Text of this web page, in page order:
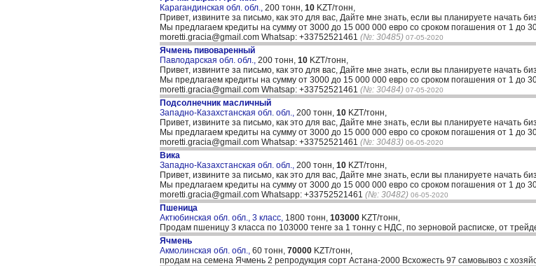
Карагандинская обл. обл., 200 тонн, 10 KZT/тонн,
Привет, извините за письмо, как это для вас, Дайте мне знать, если вы планируете начать
Мы предлагаем кредиты на сумму от 3000 до 15 000 000 евро со сроком погашения от 1 до
moretti.gracia@gmail.com Whatsap: +33752521461 (№: 30485) 07-05-2020
Ячмень пивоваренный
Павлодарская обл. обл., 200 тонн, 10 KZT/тонн,
Привет, извините за письмо, как это для вас, Дайте мне знать, если вы планируете начать
Мы предлагаем кредиты на сумму от 3000 до 15 000 000 евро со сроком погашения от 1 до
moretti.gracia@gmail.com Whatsap: +33752521461 (№: 30484) 07-05-2020
Подсолнечник масличный
Западно-Казахстанская обл. обл., 200 тонн, 10 KZT/тонн,
Привет, извините за письмо, как это для вас, Дайте мне знать, если вы планируете начать
Мы предлагаем кредиты на сумму от 3000 до 15 000 000 евро со сроком погашения от 1 до
moretti.gracia@gmail.com Whatsap: +33752521461 (№: 30483) 06-05-2020
Вика
Западно-Казахстанская обл. обл., 200 тонн, 10 KZT/тонн,
Привет, извините за письмо, как это для вас, Дайте мне знать, если вы планируете начать
Мы предлагаем кредиты на сумму от 3000 до 15 000 000 евро со сроком погашения от 1 до
moretti.gracia@gmail.com Whatsapp: +33752521461 (№: 30482) 06-05-2020
Пшеница
Актюбинская обл. обл., 3 класс, 1800 тонн, 103000 KZT/тонн,
Продам пшеницу 3 класса по 103000 тенге за 1 тонну с НДС, по зерновой расписке, от
Ячмень
Акмолинская обл. обл., 60 тонн, 70000 KZT/тонн,
продам на семена Ячмень 2 репродукция сорт Астана-2000 Всхожесть 97 самовывоз с